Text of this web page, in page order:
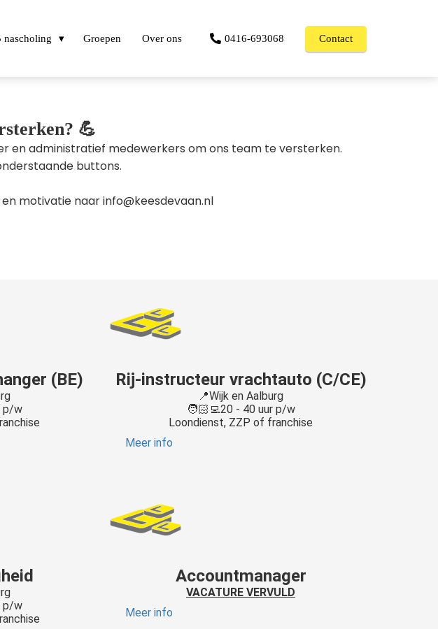
nascholing Groepen Over ons 0416-693068 Contact
💪
en administratief medewerkers om ons team te versterken.
buttons.
motivatie naar info@keesdevaan.nl
(BE)
p/w
Rij-instructeur vrachtauto (C/CE)
📍Wijk en Aalburg
🧑🏻‍💻20 - 40 uur p/w
Loondienst, ZZP of franchise
Meer info
p/w
Accountmanager
VACATURE VERVULD
Meer info